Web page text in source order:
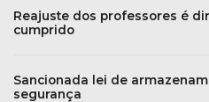
Reajuste dos professores é
cumprido
Sancionada lei de
segurança